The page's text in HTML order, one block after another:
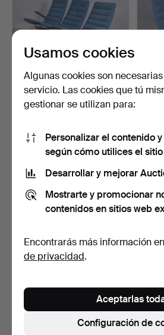
JENS AMUNDSEN. sofá,
acero con tapicería d…
263 USD 106
ARNE NORELL. sofá,
Usamos cookies
Algunas cookies son
servicio. Las cookies que tú
gestionar se utilizan para:
Personalizar el contenido
según cómo utilices el
Desarrollar y mejorar
Mostrarte y promocionar
contenidos en sitios web
Encontrarás más información
de privacidad.
Configuración de
Aceptarlas